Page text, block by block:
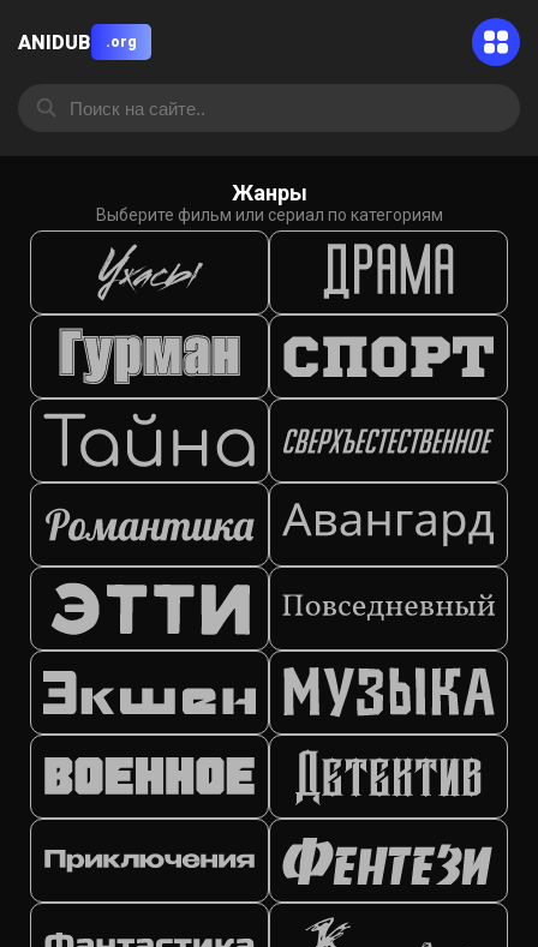
ANIDUB .org
Жанры
Выберите фильм или сериал по категориям